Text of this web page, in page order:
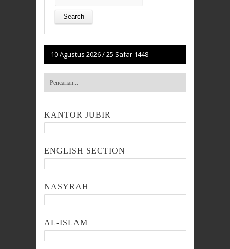
for:
10 Agustus 2026/25 Safar 1448
KANTOR JUBIR
ENGLISH SECTION
NASYRAH
AL-ISLAM